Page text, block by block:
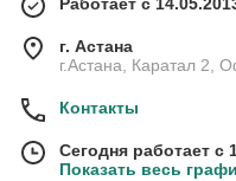
Работает с
г. Астана
г.Астана, Каратал 2,
Контакты
Сегодня работает с
Показать весь